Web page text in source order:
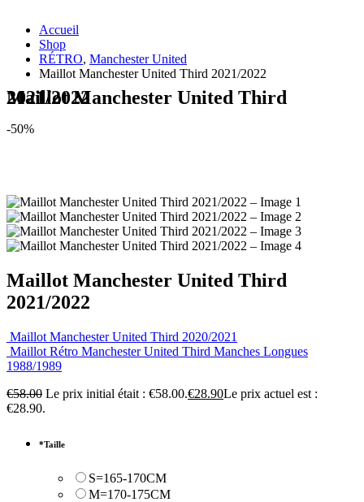
Accueil
Shop
RÉTRO, Manchester United
Maillot Manchester United Third 2021/2022
Maillot Manchester United Third 2021/2022
-50%
Maillot Manchester United Third
2021/2022
Maillot Manchester United Third 2020/2021
Maillot Rétro Manchester United Third Manches Longues
1988/1989
€58.00 Le prix initial était : €58.00.€28.90Le prix actuel est :
€28.90.
*Taille
S=165-170CM
M=170-175CM